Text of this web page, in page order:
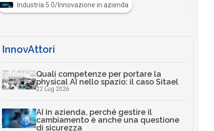
Industria 5.0/Innovazione in azienda
InnovAttori
Quali competenze per portare la
physical AI nello spazio: il caso Sitael
22 Lug 2026
AI in azienda, perché gestire il
cambiamento è anche una questione
di sicurezza